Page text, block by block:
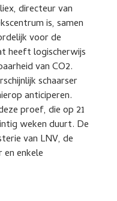
directeur van
is, samen
voor de
heeft logischerwijs
van CO2.
schaarser
anticiperen.
proef, die op 21
weken duurt. De
van LNV, de
enkele